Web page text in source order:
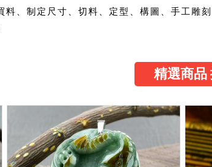
料、制定尺寸、切料、定型、構圖、手工雕
精選商品